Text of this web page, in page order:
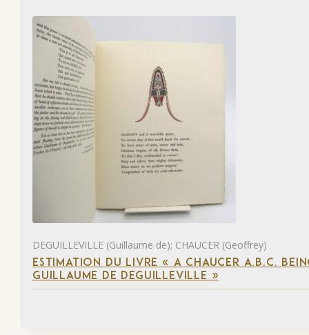
DEGUILLEVILLE (Guillaume de); CHAUCER (Geoffrey)
ESTIMATION DU LIVRE « A CHAUCER A.B.C.
GUILLAUME DE DEGUILLEVILLE »